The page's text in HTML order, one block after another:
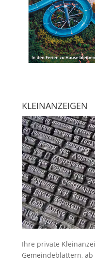
KLEINANZEIGEN
Ihre private
Gemeindeblättern, ab